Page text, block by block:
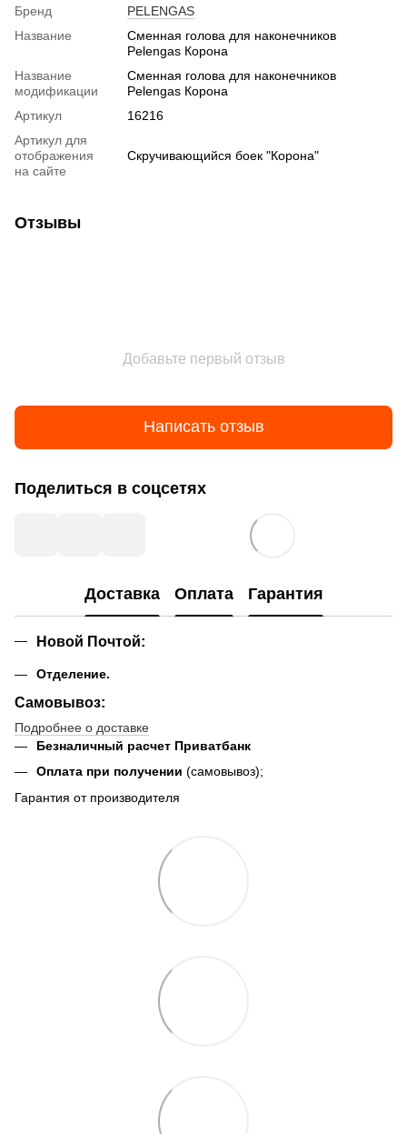
Бренд
PELENGAS
Название
Сменная голова для наконечников
Pelengas Корона
Название
модификации
Сменная голова для наконечников
Pelengas Корона
Артикул
16216
Артикул для
отображения
на сайте
Скручивающийся боек "Корона"
Отзывы
Добавьте первый отзыв
Написать отзыв
Поделиться в соцсетях
Доставка Оплата Гарантия
Новой Почтой:
Отделение.
Самовывоз:
Подробнее о доставке
Безналичный расчет Приватбанк
Оплата при получении (самовывоз);
Гарантия от производителя